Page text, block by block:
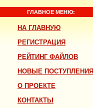
ГЛАВНОЕ МЕНЮ:
НА ГЛАВНУЮ
РЕГИСТРАЦИЯ
РЕЙТИНГ ФАЙЛОВ
НОВЫЕ ПОСТУПЛЕНИЯ
О ПРОЕКТЕ
КОНТАКТЫ